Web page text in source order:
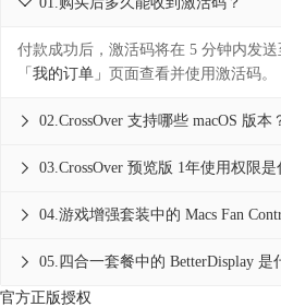

付款成功后，激活码将在 5 分钟内发
「我的订单」
页面查看并使用激活码。
02.CrossOver 支持哪些 macOS 版本

03.CrossOver 预览版 1年使用权限是

04.游戏增强套装中的 Macs Fan

05.四合一套餐中的 BetterDisplay 是

官方正版授权